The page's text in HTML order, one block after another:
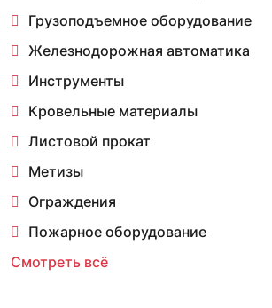
Грузоподъемное оборудование
Железнодорожная автоматика
Инструменты
Кровельные материалы
Листовой прокат
Метизы
Ограждения
Пожарное оборудование
Смотреть всё